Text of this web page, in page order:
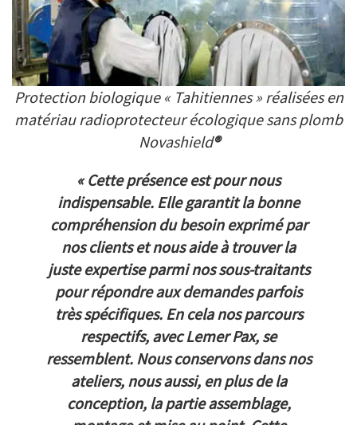
Protection biologique « Tahitiennes » réalisées en
matériau radioprotecteur écologique sans plomb
Novashield®
« Cette présence est pour nous
indispensable. Elle garantit la bonne
compréhension du besoin exprimé par
nos clients et nous aide à trouver la
juste expertise parmi nos sous-traitants
pour répondre aux demandes parfois
très spécifiques. En cela nos parcours
respectifs, avec Lemer Pax, se
ressemblent. Nous conservons dans nos
ateliers, nous aussi, en plus de la
conception, la partie assemblage,